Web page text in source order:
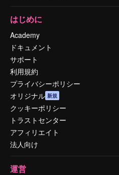
はじめに
Academy
ドキュメント
サポート
利用規約
プライバシーポリシー
オリジナル 新規
クッキーポリシー
トラストセンター
アフィリエイト
法人向け
運営